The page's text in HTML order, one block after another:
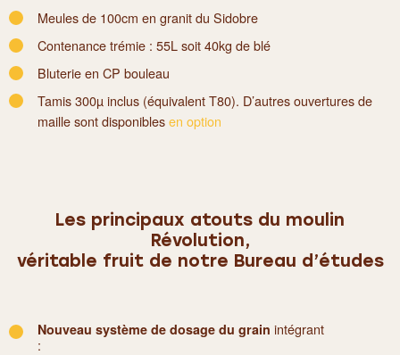
Meules de 100cm en granit du Sidobre
Contenance trémie : 55L soit 40kg de blé
Bluterie en CP bouleau
Tamis 300µ inclus (équivalent T80). D’autres ouvertures de
maille sont disponiblesen option
Les principaux atouts du moulin
Révolution,
véritable fruit de notre Bureau d’études
Nouveau système de dosage du grain intégrant
: